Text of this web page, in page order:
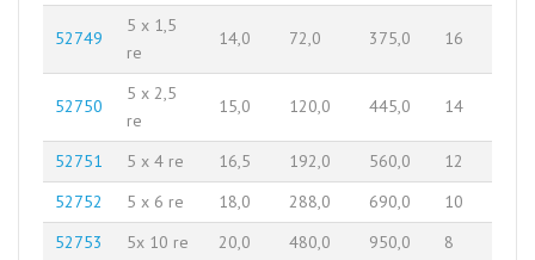
52749
5 x 1,5
re
14,0 72,0 375,0 16
52750
5 x 2,5
re
15,0 120,0 445,0 14
52751 5 x 4 re 16,5 192,0 560,0
12
52752
5 x 6 re 18,0 288,0 690,0
10
52753
5x 10 re 20,0 480,0 950,0 8